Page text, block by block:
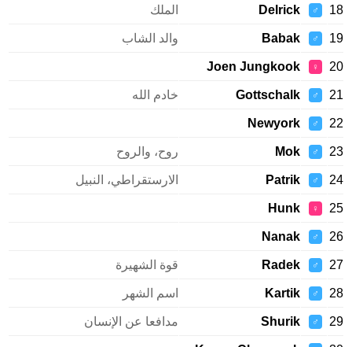
♂
Delrick الملك
♂
Babak والد الشاب
♀
Joen Jungkook
♂
Gottschalk خادم الله
♂
Newyork
♂
Mok روح، والروح
♂
Patrik الارستقراطي، النبيل
♀
Hunk
♂
Nanak
♂
Radek قوة الشهيرة
♂
Kartik اسم الشهر
♂
Shurik مدافعا عن الإنسان